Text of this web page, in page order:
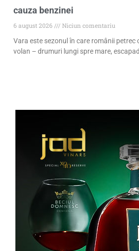
cauza benzinei
6 august 2026
Niciun comentariu
Vara este sezonul în care românii petrec
volan – drumuri lungi spre mare,